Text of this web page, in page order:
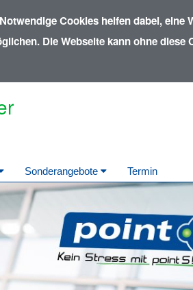
Cookies helfen dabei, eine
Die Webseite kann ohne diese
Sonderangebote Termin